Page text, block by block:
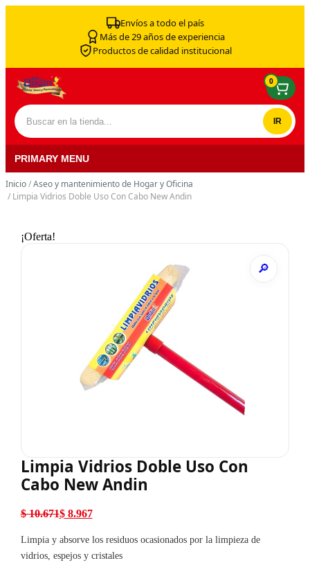
Envíos a todo el país
Más de 29 años de experiencia
Productos de calidad institucional
Buscar por:
0
PRIMARY MENU
Inicio/Aseo y mantenimiento de Hogar y Oficina
/ Limpia Vidrios Doble Uso Con Cabo New Andin
¡Oferta!
Limpia Vidrios Doble Uso Con
Cabo New Andin
$10.671
El precio original era: $ 10.671.
$8.967
El precio actual es: $ 8.967.
Limpia y absorve los residuos ocasionados por la limpieza de
vidrios, espejos y cristales